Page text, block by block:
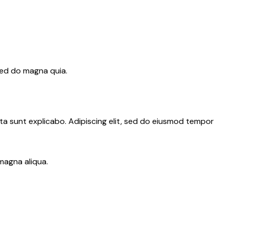
do magna quia.
sunt explicabo. Adipiscing elit, sed do eiusmod tempor
aliqua.